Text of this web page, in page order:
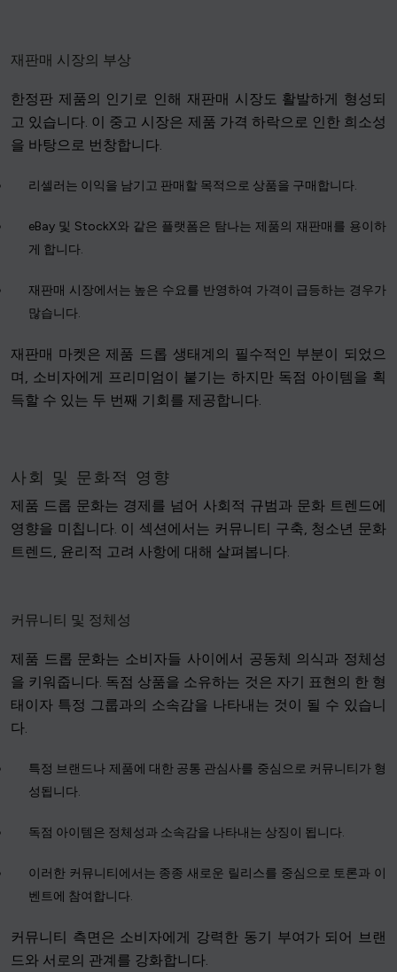
재판매 시장의 부상
한정판 제품의 인기로 인해 재판매 시장도 활발하게 형성되
고 있습니다. 이 중고 시장은 제품 가격 하락으로 인한 희소성
을 바탕으로 번창합니다.
리셀러는 이익을 남기고 판매할 목적으로 상품을 구매합니다.
eBay 및 StockX와 같은 플랫폼은 탐나는 제품의 재판매를 용이하
게 합니다.
재판매 시장에서는 높은 수요를 반영하여 가격이 급등하는 경우가
많습니다.
재판매 마켓은 제품 드롭 생태계의 필수적인 부분이 되었으
며, 소비자에게 프리미엄이 붙기는 하지만 독점 아이템을 획
득할 수 있는 두 번째 기회를 제공합니다.
사회 및 문화적 영향
제품 드롭 문화는 경제를 넘어 사회적 규범과 문화 트렌드에
영향을 미칩니다. 이 섹션에서는 커뮤니티 구축, 청소년 문화
트렌드, 윤리적 고려 사항에 대해 살펴봅니다.
커뮤니티 및 정체성
제품 드롭 문화는 소비자들 사이에서 공동체 의식과 정체성
을 키워줍니다. 독점 상품을 소유하는 것은 자기 표현의 한 형
태이자 특정 그룹과의 소속감을 나타내는 것이 될 수 있습니
다.
특정 브랜드나 제품에 대한 공통 관심사를 중심으로 커뮤니티가 형
성됩니다.
독점 아이템은 정체성과 소속감을 나타내는 상징이 됩니다.
이러한 커뮤니티에서는 종종 새로운 릴리스를 중심으로 토론과 이
벤트에 참여합니다.
커뮤니티 측면은 소비자에게 강력한 동기 부여가 되어 브랜
드와 서로의 관계를 강화합니다.